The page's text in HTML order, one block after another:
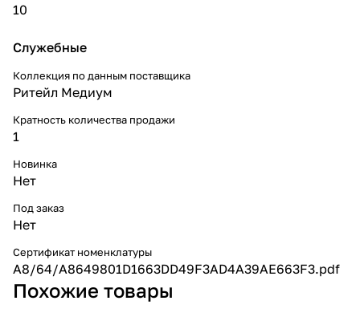
10
Служебные
Коллекция по данным поставщика
Ритейл Медиум
Кратность количества продажи
1
Новинка
Нет
Под заказ
Нет
Сертификат номенклатуры
A8/64/A8649801D1663DD49F3AD4A39AE663F3.pdf
Похожие товары